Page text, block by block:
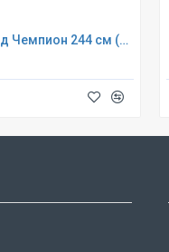
Бaтут Триумф Норд Чемпион 244 см (80060)